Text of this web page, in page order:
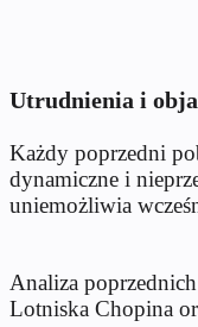
Utrudnienia i
Każdy poprzedni
dynamiczne i
uniemożliwia
Analiza
Lotniska Chopina